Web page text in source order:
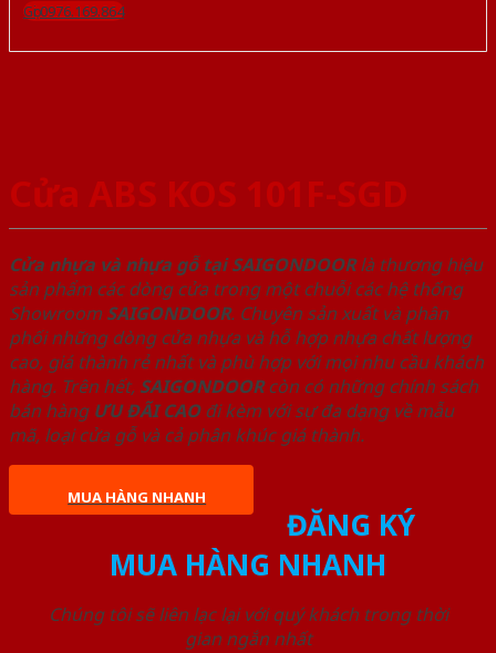
Gọi 0976.169.864
Cửa ABS KOS 101F-SGD
Cửa nhựa và nhựa gỗ tại SAIGONDOORlà thương hiệu
sản phẩm các dòng cửa trong một chuỗi các hệ thống
Showroom SAIGONDOOR. Chuyên sản xuất và phân
phối những dòng cửa nhựa và hỗ hợp nhựa chất lượng
cao, giá thành rẻ nhất và phù hợp với mọi nhu cầu khách
hàng. Trên hết, SAIGONDOORcòn có những chính sách
bán hàng ƯU ĐÃI CAOđi kèm với sự đa dạng về mẫu
mã, loại cửa gỗ và cả phân khúc giá thành.
MUA HÀNG NHANH
ĐĂNG KÝ
MUA HÀNG NHANH
Chúng tôi sẽ liên lạc lại với quý khách trong thời
gian ngắn nhất